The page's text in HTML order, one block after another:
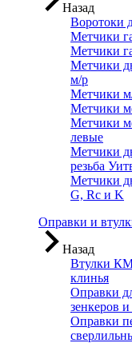
Назад
Воротоки
Метчики
Метчики
Метчики
м/р
Метчики
Метчики
Метчики
левые
Метчики
резьба
Метчики
G, Rc и K
Оправки и
Назад
Втулки
клинья
Оправки
зенкеров и
Оправки